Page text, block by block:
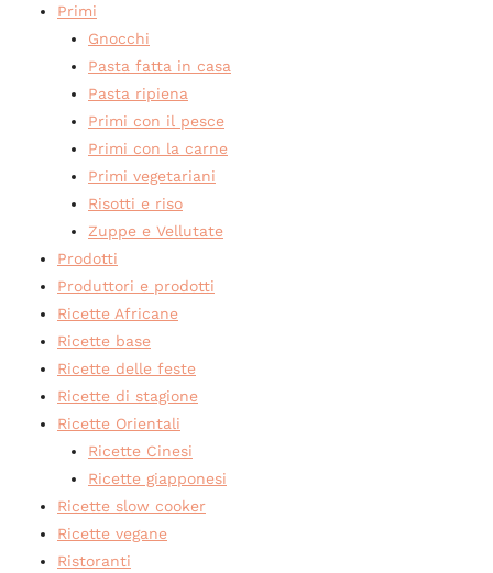
Primi
Gnocchi
Pasta fatta in casa
Pasta ripiena
Primi con il pesce
Primi con la carne
Primi vegetariani
Risotti e riso
Zuppe e Vellutate
Prodotti
Produttori e prodotti
Ricette Africane
Ricette base
Ricette delle feste
Ricette di stagione
Ricette Orientali
Ricette Cinesi
Ricette giapponesi
Ricette slow cooker
Ricette vegane
Ristoranti